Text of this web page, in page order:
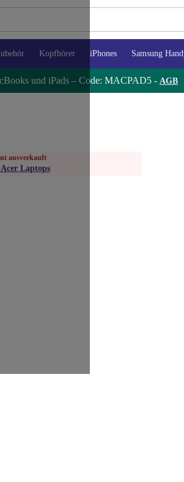
Kopfhörer iPhones Samsung
und iPads – Code: MACPAD5 - AGB
ausverkauft
Laptops